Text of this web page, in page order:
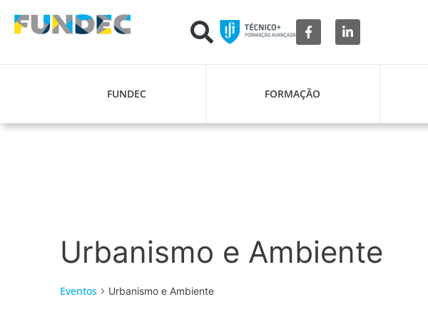
FUNDEC FORMAÇÃO
Urbanismo e Ambiente
Eventos Urbanismo e Ambiente